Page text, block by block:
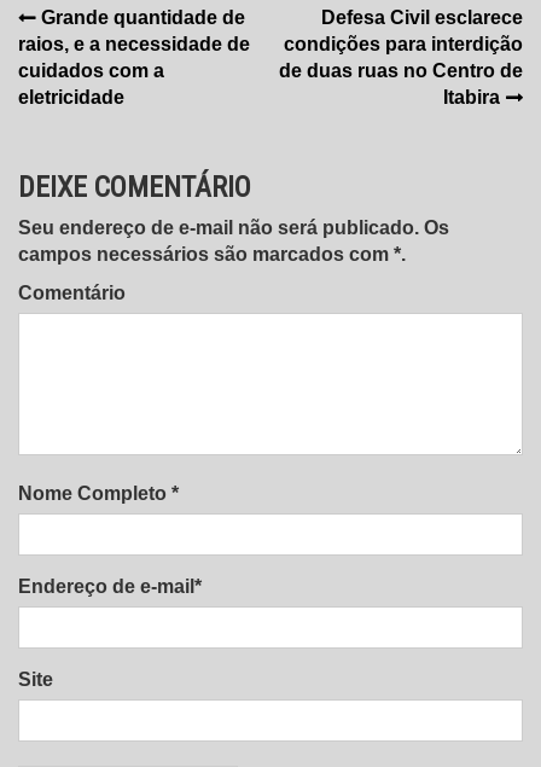
Navegação
de
Post
Grande quantidade de
raios, e a necessidade de
cuidados com a
eletricidade
Defesa Civil esclarece
condições para interdição
de duas ruas no Centro de
Itabira
DEIXE COMENTÁRIO
Seu endereço de e-mail não será publicado. Os
campos necessários são marcados com *.
Comentário
Nome Completo *
Endereço de e-mail*
Site